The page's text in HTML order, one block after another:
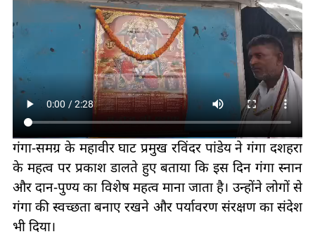
गंगा-समग्र के महावीर घाट प्रमुख रविंदर पांडेय ने गंगा दशहरा
के महत्व पर प्रकाश डालते हुए बताया कि इस दिन गंगा स्नान
और दान-पुण्य का विशेष महत्व माना जाता है। उन्होंने लोगों से
गंगा की स्वच्छता बनाए रखने और पर्यावरण संरक्षण का संदेश
भी दिया।